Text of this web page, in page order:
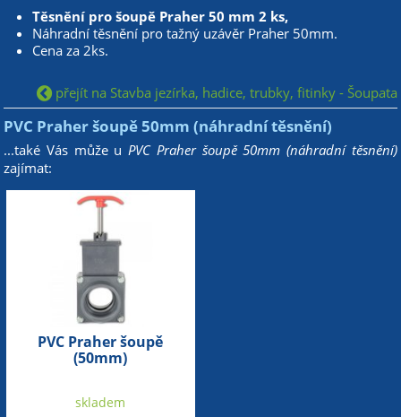
Těsnění pro šoupě Praher 50 mm 2 ks,
Náhradní těsnění pro tažný uzávěr Praher 50mm.
Cena za 2ks.
přejít na Stavba jezírka, hadice, trubky, fitinky - Šoupata
PVC Praher šoupě 50mm (náhradní těsnění)
...také Vás může u PVC Praher šoupě 50mm (náhradní těsnění)
zajímat:
PVC Praher šoupě
(50mm)
skladem